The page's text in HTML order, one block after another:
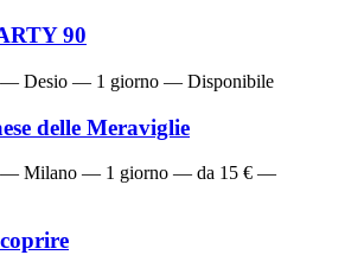
90
— Desio — 1 giorno — Disponibile
delle Meraviglie
— Milano — 1 giorno — da 15 € —